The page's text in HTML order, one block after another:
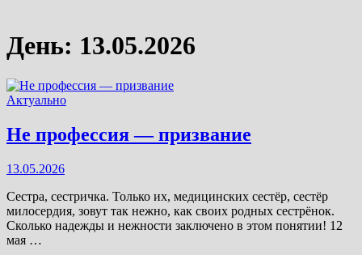
День: 13.05.2026
Актуально
Не профессия — призвание
13.05.2026
Сестра, сестричка. Только их, медицинских сестёр, сестёр
милосердия, зовут так нежно, как своих родных сестрёнок.
Сколько надежды и нежности заключено в этом понятии! 12
мая …